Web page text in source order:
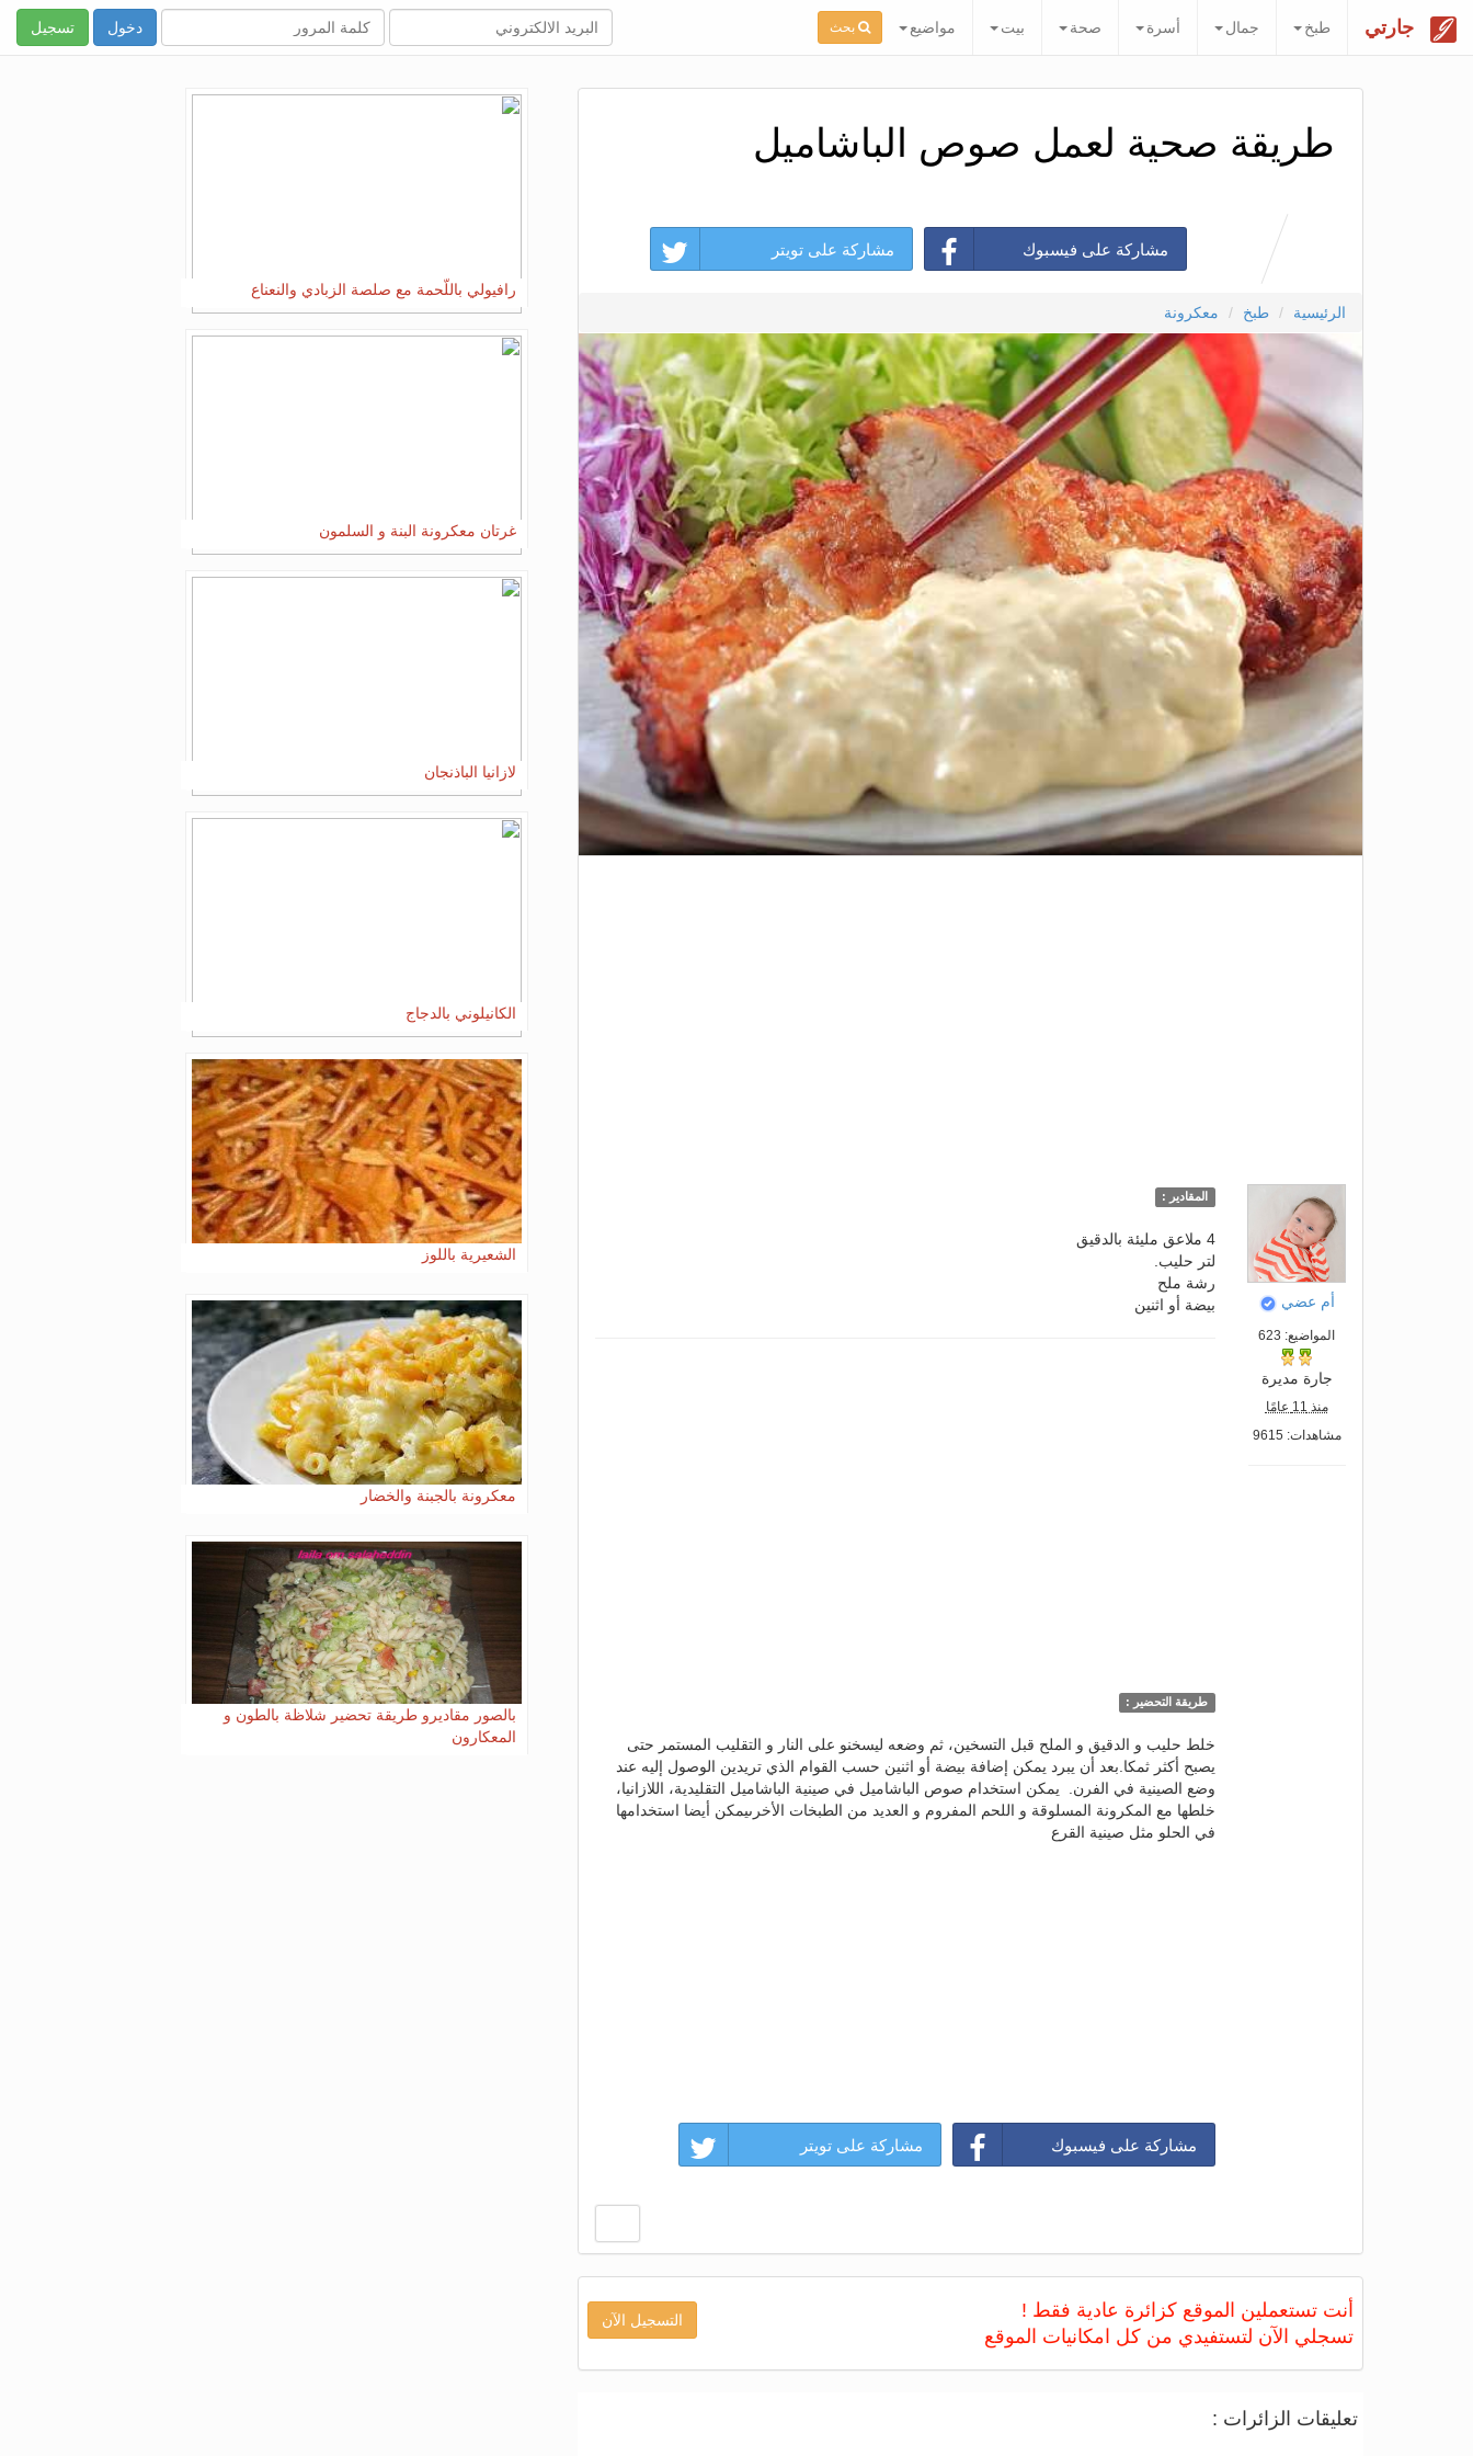
جارتي طبخ جمال أسرة صحة بيت مواضيع بحث تسجيل
طريقة صحية لعمل صوص الباشاميل
مشاركة على فيسبوك مشاركة على تويتر
الرئيسية طبخ معكرونة
أم عضي
المواضيع: 623
جارة مديرة
منذ 11 عامًا
مشاهدات: 9615
المقادير :
4 ملاعق مليئة بالدقيق
لتر حليب.
رشة ملح
بيضة أو اثنين
طريقة التحضير :
خلط حليب و الدقيق و الملح قبل التسخين، ثم وضعه ليسخنو على النار و التقليب المستمر حتى
يصبح أكثر ثمكا.بعد أن يبرد يمكن إضافة بيضة أو اثنين حسب القوام الذي تريدين الوصول إليه عند
وضع الصينية في الفرن. يمكن استخدام صوص الباشاميل في صينية الباشاميل التقليدية، اللازانيا،
خلطها مع المكرونة المسلوقة و اللحم المفروم و العديد من الطبخات الأخرىيمكن أيضا استخدامها
في الحلو مثل صينية القرع
مشاركة على فيسبوك مشاركة على تويتر
أنت تستعملين الموقع كزائرة عادية فقط !
تسجلي الآن لتستفيدي من كل امكانيات الموقع
التسجيل الآن
تعليقات الزائرات :
رافيولي باللّحمة مع صلصة الزبادي والنعناع
غرتان معكرونة البنة و السلمون
لازانيا الباذنجان
الكانيلوني بالدجاج
الشعيرية باللوز
معكرونة بالجبنة والخضار
بالصور مقاديرو طريقة تحضير شلاظة بالطون و
المعكارون